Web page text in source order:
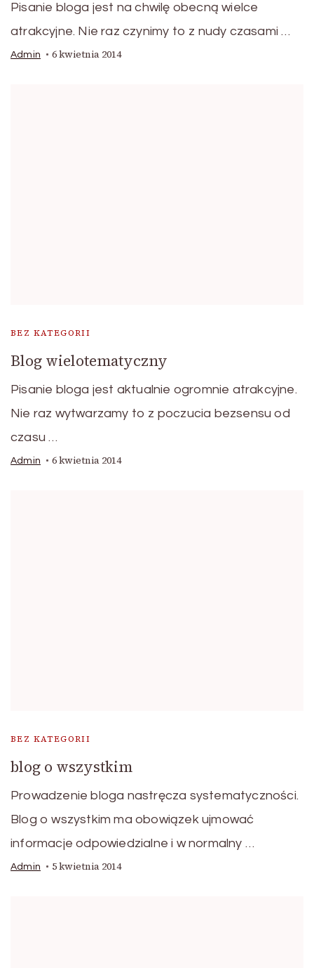
Pisanie bloga jest na chwilę obecną wielce
atrakcyjne. Nie raz czynimy to z nudy czasami …
Admin 6 kwietnia 2014
BEZ KATEGORII
Blog wielotematyczny
Pisanie bloga jest aktualnie ogromnie atrakcyjne.
Nie raz wytwarzamy to z poczucia bezsensu od
czasu …
Admin 6 kwietnia 2014
BEZ KATEGORII
blog o wszystkim
Prowadzenie bloga nastręcza systematyczności.
Blog o wszystkim ma obowiązek ujmować
informacje odpowiedzialne i w normalny …
Admin 5 kwietnia 2014